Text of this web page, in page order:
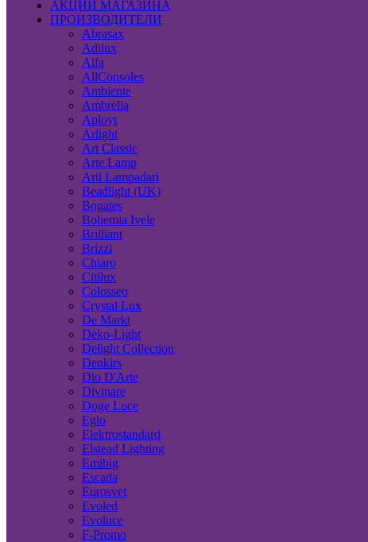
АКЦИИ МАГАЗИНА
ПРОИЗВОДИТЕЛИ
Abrasax
Adilux
Alfa
AllConsoles
Ambiente
Ambrella
Aployt
Arlight
Art Classic
Arte Lamp
Arti Lampadari
Beadlight (UK)
Bogates
Bohemia Ivele
Brilliant
Brizzi
Chiaro
Citilux
Colosseo
Crystal Lux
De Markt
Deko-Light
Delight Collection
Denkirs
Dio D'Arte
Divinare
Doge Luce
Eglo
Elektrostandard
Elstead Lighting
Emibig
Escada
Eurosvet
Evoled
Evoluce
F-Promo